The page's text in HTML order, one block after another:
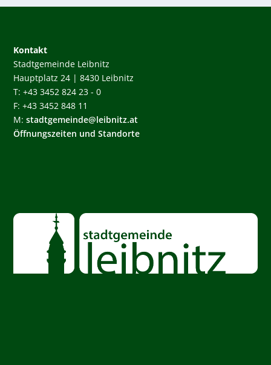
Kontakt
Stadtgemeinde Leibnitz
Hauptplatz 24 | 8430 Leibnitz
T: +43 3452 824 23 - 0
F: +43 3452 848 11
M:stadtgemeinde@leibnitz.at
Öffnungszeiten und Standorte